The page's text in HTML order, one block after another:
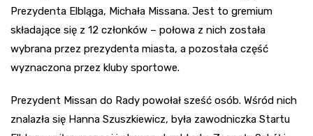
Prezydenta Elbląga, Michała Missana. Jest to gremium
składające się z 12 członków – połowa z nich została
wybrana przez prezydenta miasta, a pozostała część
wyznaczona przez kluby sportowe.
Prezydent Missan do Rady powołał sześć osób. Wśród nich
znalazła się Hanna Szuszkiewicz, była zawodniczka Startu